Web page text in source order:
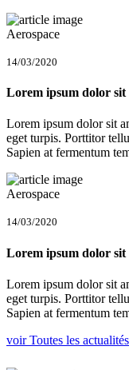
Aerospace
14/03/2020
Lorem ipsum dolor sit
Lorem ipsum dolor sit
eget turpis. Porttitor
Sapien at fermentum
Aerospace
14/03/2020
Lorem ipsum dolor sit
Lorem ipsum dolor sit
eget turpis. Porttitor
Sapien at fermentum
voir Toutes les actualités